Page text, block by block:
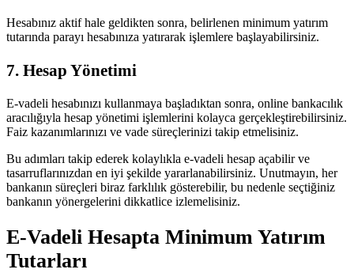
Hesabınız aktif hale geldikten sonra, belirlenen minimum yatırım
tutarında parayı hesabınıza yatırarak işlemlere başlayabilirsiniz.
7. Hesap Yönetimi
E-vadeli hesabınızı kullanmaya başladıktan sonra, online bankacılık
aracılığıyla hesap yönetimi işlemlerini kolayca gerçekleştirebilirsiniz.
Faiz kazanımlarınızı ve vade süreçlerinizi takip etmelisiniz.
Bu adımları takip ederek kolaylıkla e-vadeli hesap açabilir ve
tasarruflarınızdan en iyi şekilde yararlanabilirsiniz. Unutmayın, her
bankanın süreçleri biraz farklılık gösterebilir, bu nedenle seçtiğiniz
bankanın yönergelerini dikkatlice izlemelisiniz.
E-Vadeli Hesapta Minimum Yatırım
Tutarları